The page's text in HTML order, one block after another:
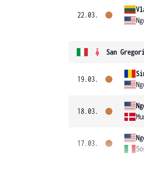
22.03.
San
19.03.
18.03.
17.03.